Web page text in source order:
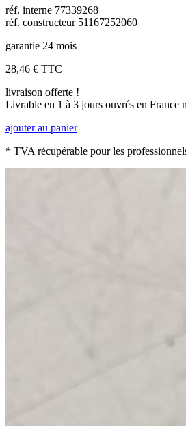
réf. interne 77339268
réf. constructeur 51167252060
garantie 24 mois
28,46 € TTC
livraison offerte !
Livrable en 1 à 3 jours ouvrés en France
ajouter au panier
* TVA récupérable pour les